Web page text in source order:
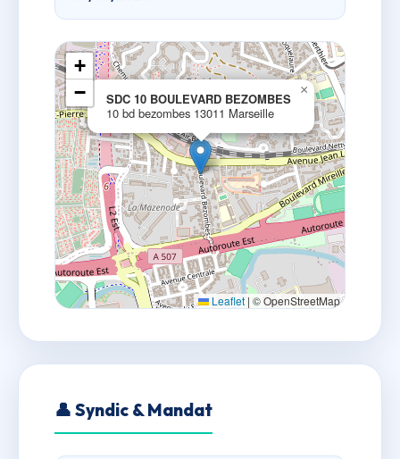
SDC 10 BOULEVARD BEZOMBES
10 bd bezombes 13011 Marseille
×
+
−
Leaflet |© OpenStreetMap
👤 Syndic & Mandat